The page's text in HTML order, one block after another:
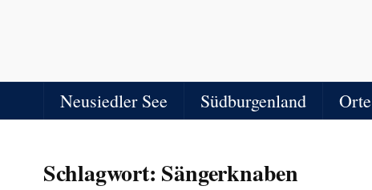
Neusiedler See Südburgenland Orte
Schlagwort: Sängerknaben